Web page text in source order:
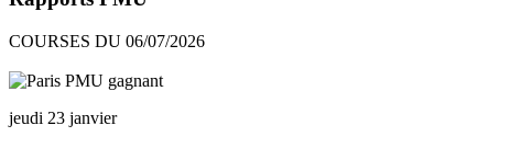
COURSES DU 06/07/2026
jeudi 23 janvier